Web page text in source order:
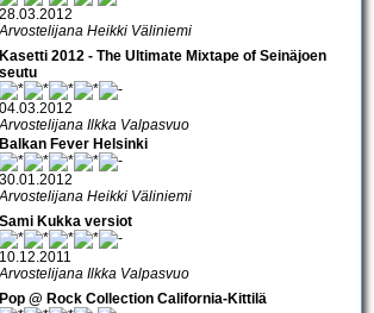
28.03.2012
Arvostelijana Heikki Väliniemi
Kasetti 2012 - The Ultimate Mixtape of Seinäjoen
seutu
04.03.2012
Arvostelijana Ilkka Valpasvuo
Balkan Fever Helsinki
30.01.2012
Arvostelijana Heikki Väliniemi
Sami Kukka versiot
10.12.2011
Arvostelijana Ilkka Valpasvuo
Pop @ Rock Collection California-Kittilä